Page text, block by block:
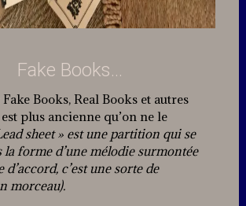
Fake Books…
Books, Real Books et autres
est plus ancienne qu’on ne le
sheet » est une partition qui se
la forme d’une mélodie surmontée
d’accord, c’est une sorte de
morceau).